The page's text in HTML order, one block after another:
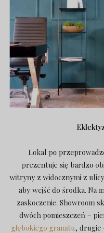
Lokal po
prezentuje się bardzo
witryny z widocznymi z
aby wejść do środka. Na
zaskoczenie. Showroom
dwóch pomieszczeń –
głębokiego granatu, drugie